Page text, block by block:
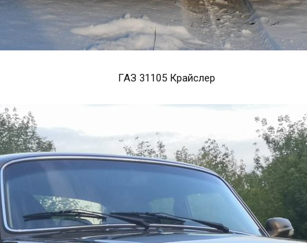
ГАЗ 31105 Крайслер